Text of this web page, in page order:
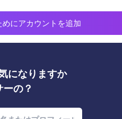
にアカウントを追加
になりますか
の？